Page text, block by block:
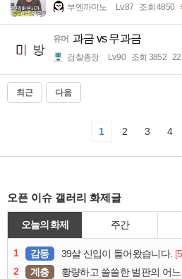
부엔까미노 Lv.87 조회 4850
유머 과금 vs 무과금
검찰총장 Lv.90 조회 3852
최근 다음
1 2 3 4
오픈 이슈 갤러리 화제글
오늘의 화제 주간
1 감동 39살 신입이 들어왔습니다.
2
계층 황량하고 쓸쓸한 벌판의 어